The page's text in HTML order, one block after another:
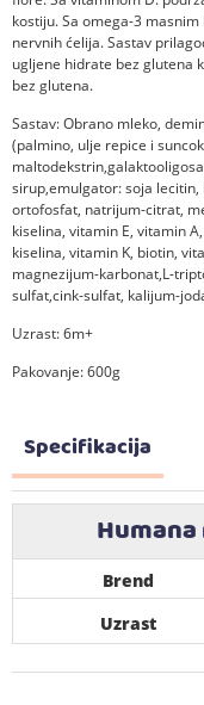
kostiju. Sa omega-3
nervnih ćelija. Sastav
ugljene hidrate bez glutena
bez glutena.
Sastav: Obrano mleko,
(palmino, ulje repice i
sirup,emulgator: soja
ortofosfat, natrijum-citrat,
kiselina, vitamin E, vitamin
kiselina, vitamin K, biotin,
magnezijum-karbonat,L-
sulfat,cink-sulfat, kalijum-
Uzrast: 6m+
Pakovanje: 600g
Specifikacija
Humana
Brend
Uzrast